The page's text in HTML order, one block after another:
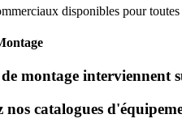
disponibles pour
montage interviennent
nos catalogues